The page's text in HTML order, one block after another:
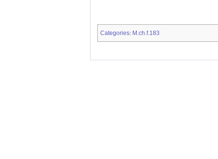
Categories: M.ch.f.183